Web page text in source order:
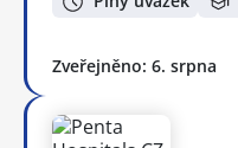
Zveřejněno: 6. srpna